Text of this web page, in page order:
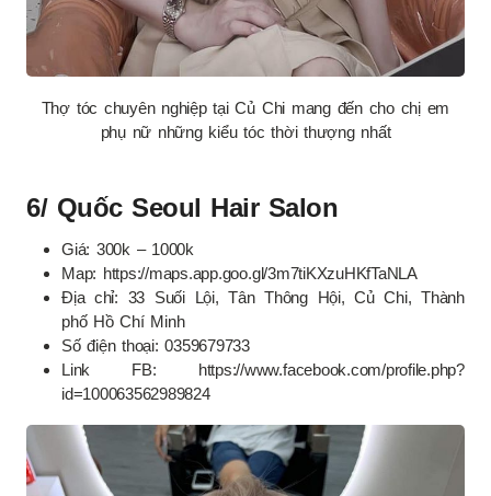
Thợ tóc chuyên nghiệp tại Củ Chi mang đến cho chị em
phụ nữ những kiểu tóc thời thượng nhất
6/ Quốc Seoul Hair Salon
Giá: 300k – 1000k
Map: https://maps.app.goo.gl/3m7tiKXzuHKfTaNLA
Địa chỉ: 33 Suối Lội, Tân Thông Hội, Củ Chi, Thành
phố Hồ Chí Minh
Số điện thoại: 0359679733
Link FB: https://www.facebook.com/profile.php?
id=100063562989824